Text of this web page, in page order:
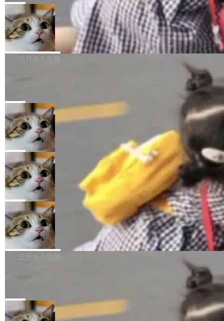
给 OpenAI 总法律顾问 Che Chang 发了封邮
件，附了一封长信，要求 OpenAI 配合调查前苹
果员工带走机密信...
你的，AI写AI的，同屏协作互不干扰。一句话让
AI帮你干活，现在开启全新体验！ 温馨提示：
体验WorkBuddy鸿蒙PC版前，请将 HUAWEI M
atePad Edge 升级至 HarmonyOS 6.1.0.135S
P9 patch03及以上版本。 *升级路径：设置 > 搜
布了 9.0 版本。这个版本除了带来新一代音视频
处理能力和硬件加速支持之外，还有一个特殊之
处：FFmpeg 9.0 的代号是“Lei”。 这个名字，
来自中国开发者雷霄骅（Lei Xiaohua）。 对于
很多中国音视频开发者而言，这个名字并不陌
“启蒙老师”。 而今年，恰好是雷霄骅离世十周
年。FFmpeg 社区最终选择用一个大版本的名
字，留下了这份纪念。 雷霄骅曾是中国传媒大学
数字电视技术方向的博士生，长期从事视频、音
频技...
局
亚马逊成本失控：AI 写代码烧掉 1215
万元，超预算 860%
外媒近日曝光了亚马逊的多份内部报告显示，AI
导致公司在多个项目上超支。《金融时报》报道
编写程序，目标是完成电商平台作者信息与商品
列表的数据匹配 —— 一项常规的数据处理任
务，最终却产生了 180 万美元的账单，实际支出
超出原定预算 860%。 更令人意外的是，该项目
最终并未成功落地，而高额算力消耗持续运行长
达 5 个月，公司直到财务对账时才察觉异常。这
意味着一个无人看管的 AI 程序，在近半年时间
里日夜不停地"烧钱"。 复盘显示，...
白开水不加糖
e CEO Clément Delangue 在 CNBC 的采访里
没有拐弯抹角。他说中国正在赢得 AI 竞赛，而
且按目前的速度，中国 AI 工具预计在今年底或
2027 年就能追上美国前沿实验室的水平。 Dela
ngue 把原因归结为一件事：开放协作。中国的
AI 开发者在一个共享和协作的生态里加速迭代，
而美国模型厂商在"闭门造车"。他的原话是 "buil
ding in silos"——各自为战，互不通气。 这个判
断从他嘴里说出来分量不同。Hugging Face 是
全球最大的开源 AI 平台，上面跑着上百万个模
型。谁在开源赛道上领先，...
局
当 AI agent 把源码变成了最好的扩展系
统，开发者工具必须开源
五年前，David Crawshaw 问过很多软件工程师
一个问题：你写过什么给自己用的程序？答案几
乎都是没有。工程师们整天用别人写的程序写程
序给别人用。偶尔有人自己写个博客系统、智能
家居控制、家庭实验室，都算稀奇事。 Crawsh
aw 是 Shelley 的作者，一个开源 AI coding age
nt。他最近在博客上写了一篇文章，核心论点很
简单：开发者工具必须开源。 理由不是传统的自
由软件情怀，而是一个跟 AI agent 直接相关的
技术判断。 两行 prompt 就能个性化任何软件 C
局
DeepSeek Harness 宣布内测邀请，全
网最大规模开源 Agent 路演现场诞生
一条内测招募帖，发出去的时候大概没人想到它
会变成一场开源 Agent 生态的路演。 8月1日，
DeepSeek Harness 团队负责人崔添翼（tiany
i）在 X 上发帖： 「如果你是 Agent Harness 相
关开源项目的开发者，希望参加 DeepSeek Har
ness 的内测，可以回复或私信联系我。请附上
Harness 负责把能力落到真实环境中——调用工
具、读写文件、管理上下文、处理错误、完成闭
局
商汤 SenseNova U1.5-Lite-Preview
开源
商汤科技宣布面向社区开源轻量级统一多模态模
型的预览版本 SenseNova U1.5-Lite-Preview。
理解、推理、生成与编辑，还仅以 8B-MoT 的轻
量大小，将能力推进到4K、更精细的真实质感、
白开水不加糖
nap。这次是 hwctl——一个用来检查 Ubuntu
硬件认证状态的命令行工具。 Canonical 工程师
局